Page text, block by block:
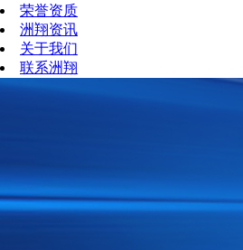
荣誉资质
洲翔资讯
关于我们
联系洲翔